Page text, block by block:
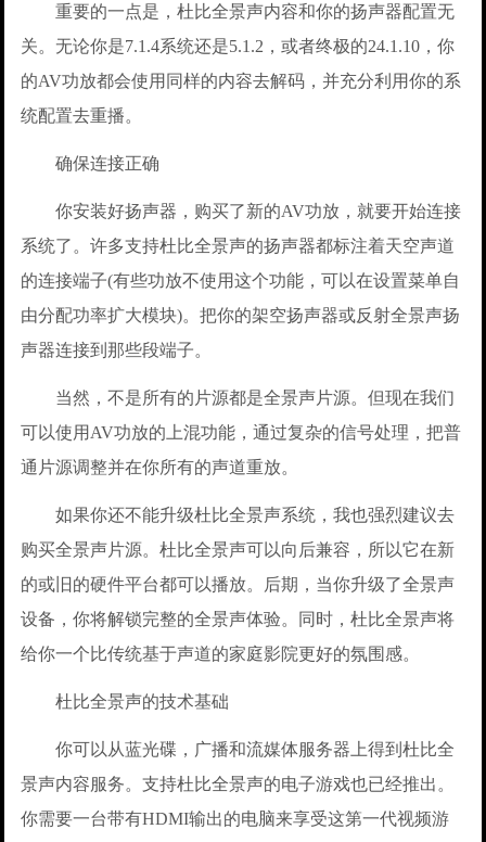
重要的一点是，杜比全景声内容和你的扬声器配置无
关。无论你是7.1.4系统还是5.1.2，或者终极的24.1.10，你
的AV功放都会使用同样的内容去解码，并充分利用你的系
统配置去重播。
确保连接正确
你安装好扬声器，购买了新的AV功放，就要开始连接
系统了。许多支持杜比全景声的扬声器都标注着天空声道
的连接端子(有些功放不使用这个功能，可以在设置菜单自
由分配功率扩大模块)。把你的架空扬声器或反射全景声扬
声器连接到那些段端子。
当然，不是所有的片源都是全景声片源。但现在我们
可以使用AV功放的上混功能，通过复杂的信号处理，把普
通片源调整并在你所有的声道重放。
如果你还不能升级杜比全景声系统，我也强烈建议去
购买全景声片源。杜比全景声可以向后兼容，所以它在新
的或旧的硬件平台都可以播放。后期，当你升级了全景声
设备，你将解锁完整的全景声体验。同时，杜比全景声将
给你一个比传统基于声道的家庭影院更好的氛围感。
杜比全景声的技术基础
你可以从蓝光碟，广播和流媒体服务器上得到杜比全
景声内容服务。支持杜比全景声的电子游戏也已经推出。
你需要一台带有HDMI输出的电脑来享受这第一代视频游